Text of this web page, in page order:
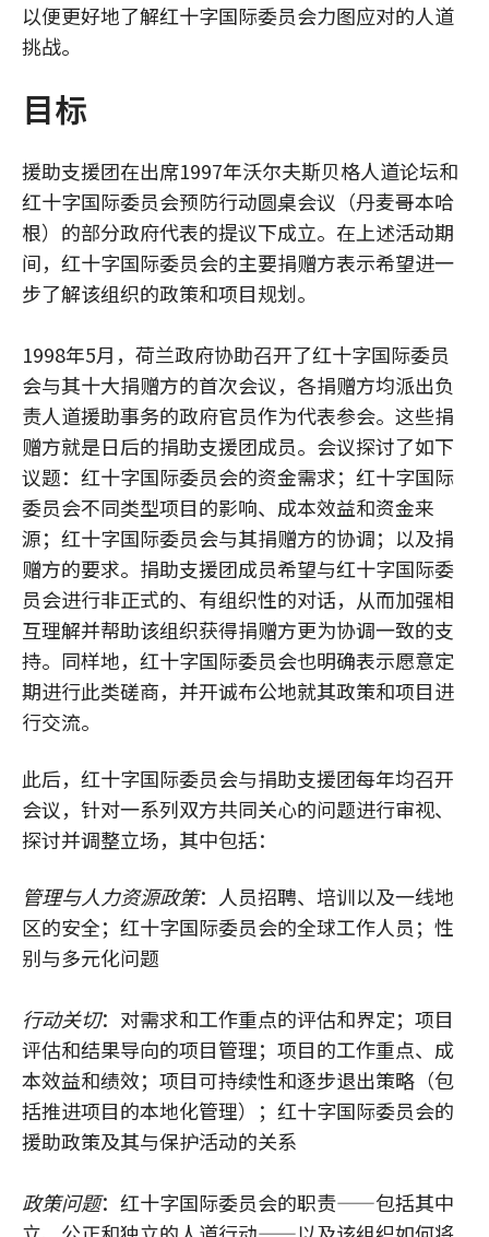
以便更好地了解红十字国际委员会力图应对的人道
挑战。
目标
援助支援团在出席1997年沃尔夫斯贝格人道论坛和
红十字国际委员会预防行动圆桌会议（丹麦哥本哈
根）的部分政府代表的提议下成立。在上述活动期
间，红十字国际委员会的主要捐赠方表示希望进一
步了解该组织的政策和项目规划。
1998年5月，荷兰政府协助召开了红十字国际委员
会与其十大捐赠方的首次会议，各捐赠方均派出负
责人道援助事务的政府官员作为代表参会。这些捐
赠方就是日后的捐助支援团成员。会议探讨了如下
议题：红十字国际委员会的资金需求；红十字国际
委员会不同类型项目的影响、成本效益和资金来
源；红十字国际委员会与其捐赠方的协调；以及捐
赠方的要求。捐助支援团成员希望与红十字国际委
员会进行非正式的、有组织性的对话，从而加强相
互理解并帮助该组织获得捐赠方更为协调一致的支
持。同样地，红十字国际委员会也明确表示愿意定
期进行此类磋商，并开诚布公地就其政策和项目进
行交流。
此后，红十字国际委员会与捐助支援团每年均召开
会议，针对一系列双方共同关心的问题进行审视、
探讨并调整立场，其中包括：
管理与人力资源政策：人员招聘、培训以及一线地
区的安全；红十字国际委员会的全球工作人员；性
别与多元化问题
行动关切：对需求和工作重点的评估和界定；项目
评估和结果导向的项目管理；项目的工作重点、成
本效益和绩效；项目可持续性和逐步退出策略（包
括推进项目的本地化管理）；红十字国际委员会的
援助政策及其与保护活动的关系
政策问题：红十字国际委员会的职责——包括其中